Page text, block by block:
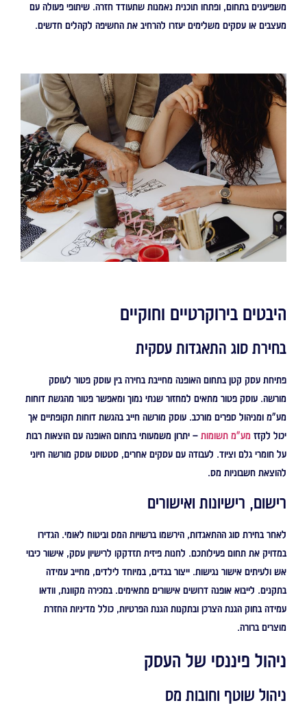
משפיענים בתחום, ופתחו תוכנית נאמנות שתעודד חזרה. שיתופי פעולה עם
מעצבים או עסקים משלימים יעזרו להרחיב את החשיפה לקהלים חדשים.
היבטים בירוקרטיים וחוקיים
בחירת סוג התאגדות עסקית
פתיחת עסק קטן בתחום האופנה מחייבת בחירה בין עוסק פטור לעוסק
מורשה. עוסק פטור מתאים למחזור שנתי נמוך ומאפשר פטור מהגשת דוחות
מע"מ ומניהול ספרים מורכב. עוסק מורשה חייב בהגשת דוחות תקופתיים אך
יכול לקזז מע"מ תשומות – יתרון משמעותי בתחום האופנה עם הוצאות רבות
על חומרי גלם וציוד. לעבודה עם עסקים אחרים, סטטוס עוסק מורשה חיוני
להוצאת חשבוניות מס.
רישום, רישיונות ואישורים
לאחר בחירת סוג ההתאגדות, הירשמו ברשויות המס וביטוח לאומי. הגדירו
במדויק את תחום פעילותכם. לחנות פיזית תזדקקו לרישיון עסק, אישור כיבוי
אש ולעיתים אישור נגישות. ייצור בגדים, במיוחד לילדים, מחייב עמידה
בתקנים. לייבוא אופנה דרושים אישורים מתאימים. במכירה מקוונת, וודאו
עמידה בחוק הגנת הצרכן ובתקנות הגנת הפרטיות, כולל מדיניות החזרת
מוצרים ברורה.
ניהול פיננסי של העסק
ניהול שוטף וחובות מס